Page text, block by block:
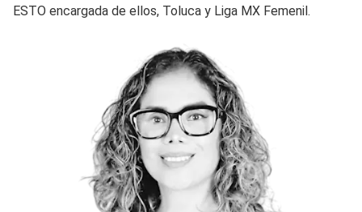
ESTO encargada de ellos, Toluca y Liga MX Femenil.